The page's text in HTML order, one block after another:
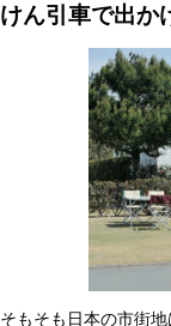
けん引車で出か
そもそも日本の市街